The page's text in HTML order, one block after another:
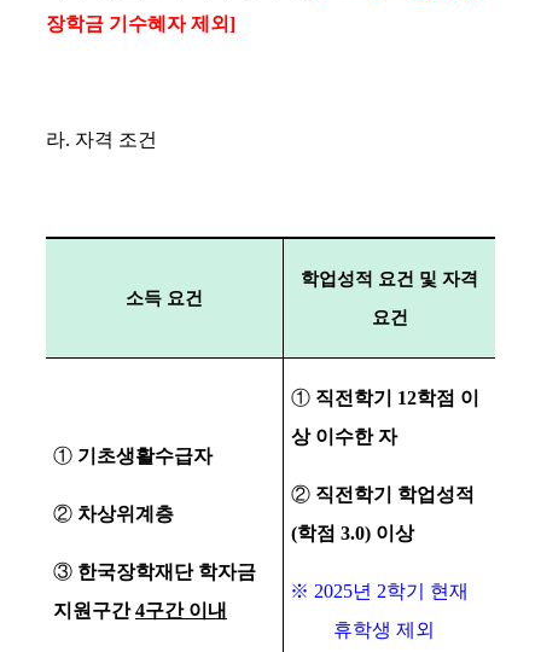
장학금 기수혜자 제외]
라. 자격 조건
소득 요건
학업성적 요건 및 자격
요건
① 기초생활수급자
② 차상위계층
③ 한국장학재단 학자금
지원구간 4구간 이내
① 직전학기 12학점 이
상 이수한 자
② 직전학기 학업성적
(학점 3.0) 이상
※ 2025년 2학기 현재
휴학생 제외